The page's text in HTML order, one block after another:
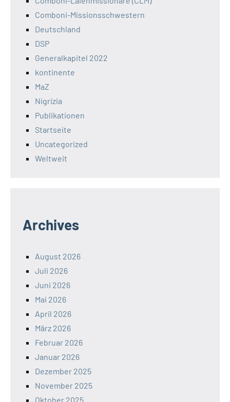
Comboni-Missionsschwestern
Deutschland
DSP
Generalkapitel 2022
kontinente
MaZ
Nigrizia
Publikationen
Startseite
Uncategorized
Weltweit
Archives
August 2026
Juli 2026
Juni 2026
Mai 2026
April 2026
März 2026
Februar 2026
Januar 2026
Dezember 2025
November 2025
Oktober 2025